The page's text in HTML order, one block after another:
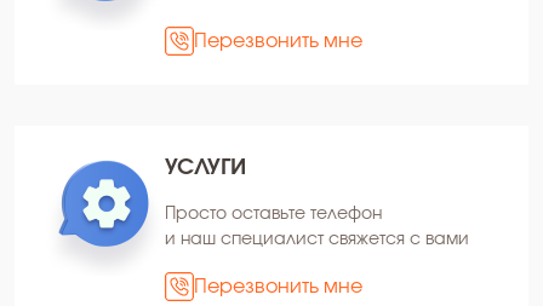
Перезвонить мне
УСЛУГИ
Просто оставьте телефон
и наш специалист свяжется с вами
Перезвонить мне